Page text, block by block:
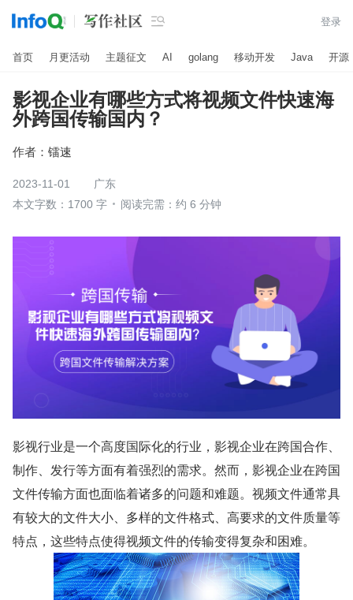
 登录
首页 月更活动 主题征文 AI golang 移动开发 Java 开源
影视企业有哪些方式将视频文件快速海
外跨国传输国内？
作者： 镭速
2023-11-01
广东
本文字数：1700 字
阅读完需：约 6 分钟
影视行业是一个高度国际化的行业，影视企业在跨国合作、
制作、发行等方面有着强烈的需求。然而，影视企业在跨国
文件传输方面也面临着诸多的问题和难题。视频文件通常具
有较大的文件大小、多样的文件格式、高要求的文件质量等
特点，这些特点使得视频文件的传输变得复杂和困难。